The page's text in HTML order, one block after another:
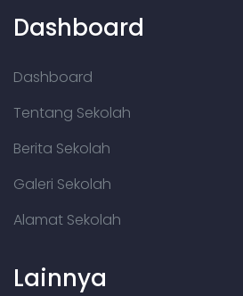
Dashboard
Dashboard
Tentang Sekolah
Berita Sekolah
Galeri Sekolah
Alamat Sekolah
Lainnya